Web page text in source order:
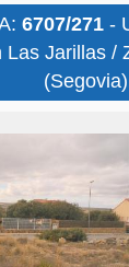
6707/271-
Las Jarillas /